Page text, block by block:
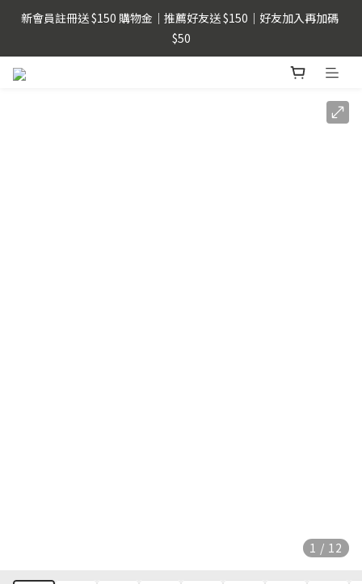
父親節限時優惠｜指定商品單件即享88折
新會員註冊送 $150 購物金｜推薦好友送 $150｜好友加入再加碼
$50
LINE Pay用戶提醒 : 建議不要透過FB、IG、LINE內建瀏覽器，以
1 / 12